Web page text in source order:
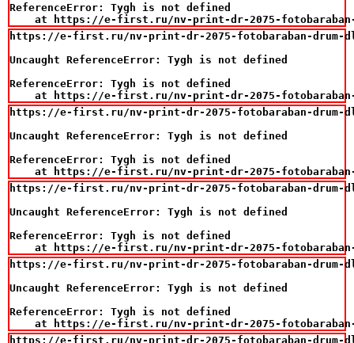
ReferenceError: Tygh is not defined
at https://e-first.ru/nv-print-dr-2075-
https://e-first.ru/nv-print-dr-2075-fotobaraban-drum-
Uncaught ReferenceError: Tygh is not defined
ReferenceError: Tygh is not defined
at https://e-first.ru/nv-print-dr-2075-
https://e-first.ru/nv-print-dr-2075-fotobaraban-drum-dlya-
Uncaught ReferenceError: Tygh is not defined
ReferenceError: Tygh is not defined
at https://e-first.ru/nv-print-dr-2075-
https://e-first.ru/nv-print-dr-2075-fotobaraban-drum-dlya-
Uncaught ReferenceError: Tygh is not defined
ReferenceError: Tygh is not defined
at https://e-first.ru/nv-print-dr-2075-
https://e-first.ru/nv-print-dr-2075-fotobaraban-drum-
Uncaught ReferenceError: Tygh is not defined
ReferenceError: Tygh is not defined
at https://e-first.ru/nv-print-dr-2075-
https://e-first.ru/nv-print-dr-2075-fotobaraban-drum-